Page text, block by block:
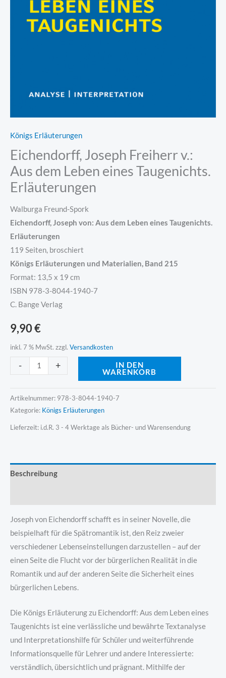
Königs Erläuterungen
Eichendorff, Joseph Freiherr v.:
Aus dem Leben eines Taugenichts.
Erläuterungen
Walburga Freund-Spork
Eichendorff, Joseph von: Aus dem Leben eines Taugenichts.
Erläuterungen
119 Seiten, broschiert
Königs Erläuterungen und Materialien, Band 215
Format: 13,5 x 19 cm
ISBN 978-3-8044-1940-7
C. Bange Verlag
9,90€
inkl. 7 % MwSt. zzgl. Versandkosten
- +
IN DEN
WARENKORB
Artikelnummer: 978-3-8044-1940-7
Kategorie: Königs Erläuterungen
Lieferzeit: i.d.R. 3 - 4 Werktage als Bücher- und Warensendung
Beschreibung
Joseph von Eichendorff schafft es in seiner Novelle, die
beispielhaft für die Spätromantik ist, den Reiz zweier
verschiedener Lebenseinstellungen darzustellen – auf der
einen Seite die Flucht vor der bürgerlichen Realität in die
Romantik und auf der anderen Seite die Sicherheit eines
bürgerlichen Lebens.
Die Königs Erläuterung zu Eichendorff: Aus dem Leben eines
Taugenichts ist eine verlässliche und bewährte Textanalyse
und Interpretationshilfe für Schüler und weiterführende
Informationsquelle für Lehrer und andere Interessierte:
verständlich, übersichtlich und prägnant. Mithilfe der